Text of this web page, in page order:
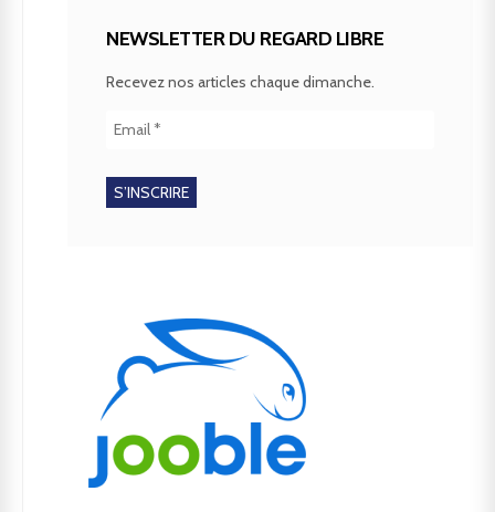
NEWSLETTER DU REGARD LIBRE
Recevez nos articles chaque dimanche.